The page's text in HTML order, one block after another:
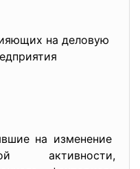
на деловую
на изменение
активности,